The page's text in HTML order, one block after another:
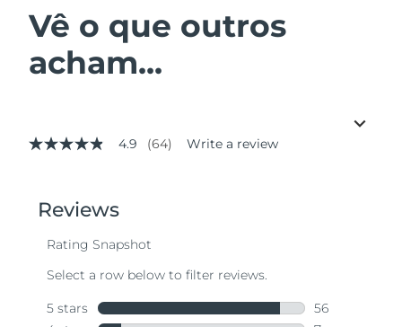
Vê o que outros
acham...
4.9
stars,
average
value.
Same
page
4.9 (64) Write a review